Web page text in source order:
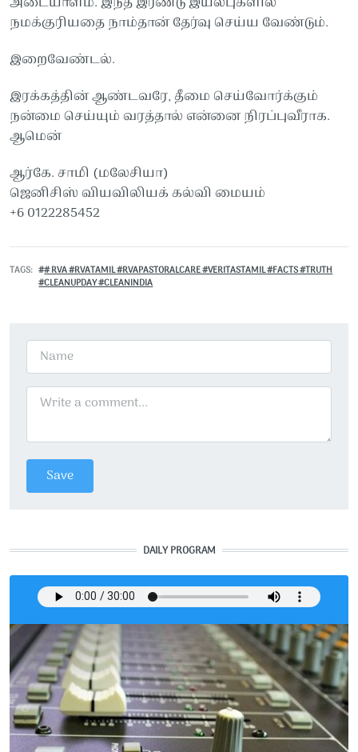
நமக்குரியதை நாம்தான் தேர்வு செய்ய வேண்டும்.
இறைவேண்டல்.
இரக்கத்தின் ஆண்டவரே, தீமை செய்வோர்க்கும்
நன்மை செய்யும் வரத்தால் என்னை நிரப்புவீராக.
ஆமென்
ஆர்கே. சாமி (மலேசியா)
ஜெனிசிஸ் வியவிலியக் கல்வி மையம்
+6 0122285452
TAGS
# RVA #RVATAMIL #RVAPASTORALCARE #VERITASTAMIL #FACTS #TRUTH
#CLEANUPDAY #CLEANINDIA
DAILY PROGRAM